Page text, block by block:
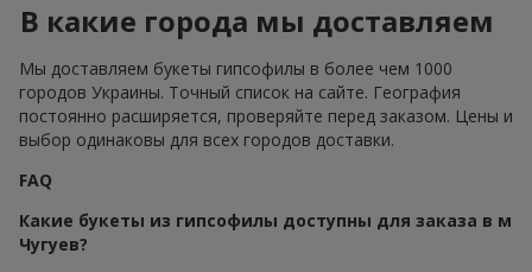
В какие города мы доставляем
Мы доставляем букеты гипсофилы в более чем 1000
городов Украины. Точный список на сайте. География
постоянно расширяется, проверяйте перед заказом. Цены и
выбор одинаковы для всех городов доставки.
FAQ
Какие букеты из гипсофилы доступны для заказа в м
Чугуев?